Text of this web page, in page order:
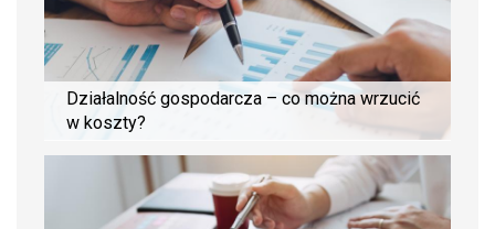
Działalność gospodarcza – co można wrzucić
w koszty?